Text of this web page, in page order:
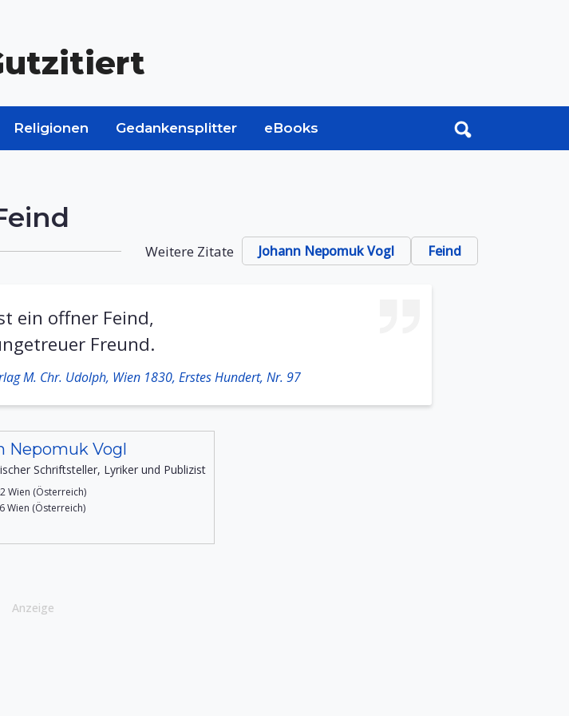
Religionen Gedankensplitter eBooks
Weitere Zitate Johann Nepomuk Vogl Feind
ein offner Feind,
Freund.
M. Chr. Udolph, Wien 1830, Erstes Hundert, Nr. 97
Nepomuk Vogl
Schriftsteller, Lyriker und Publizist
Wien (Österreich)
Wien (Österreich)
Anzeige